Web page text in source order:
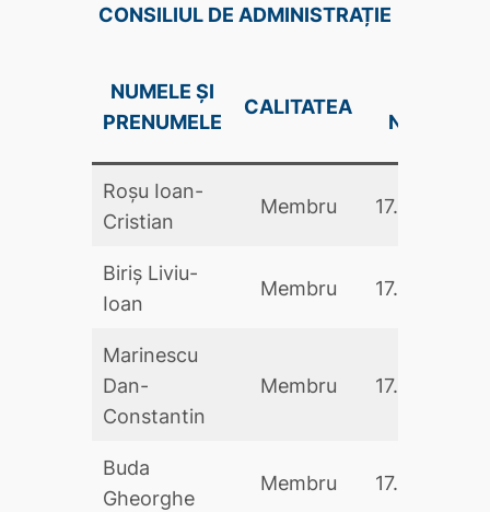
CONSILIUL DE ADMINISTRAȚIE
NUMELE ȘI
PRENUMELE
CALITATEA
NUMIRII
Roșu Ioan-
Cristian
Membru 17.05.2024
Biriș Liviu-
Ioan
Membru 17.05.2024
Marinescu
Dan-
Constantin
Membru 17.05.2024
Buda
Gheorghe
Membru 17.05.2024